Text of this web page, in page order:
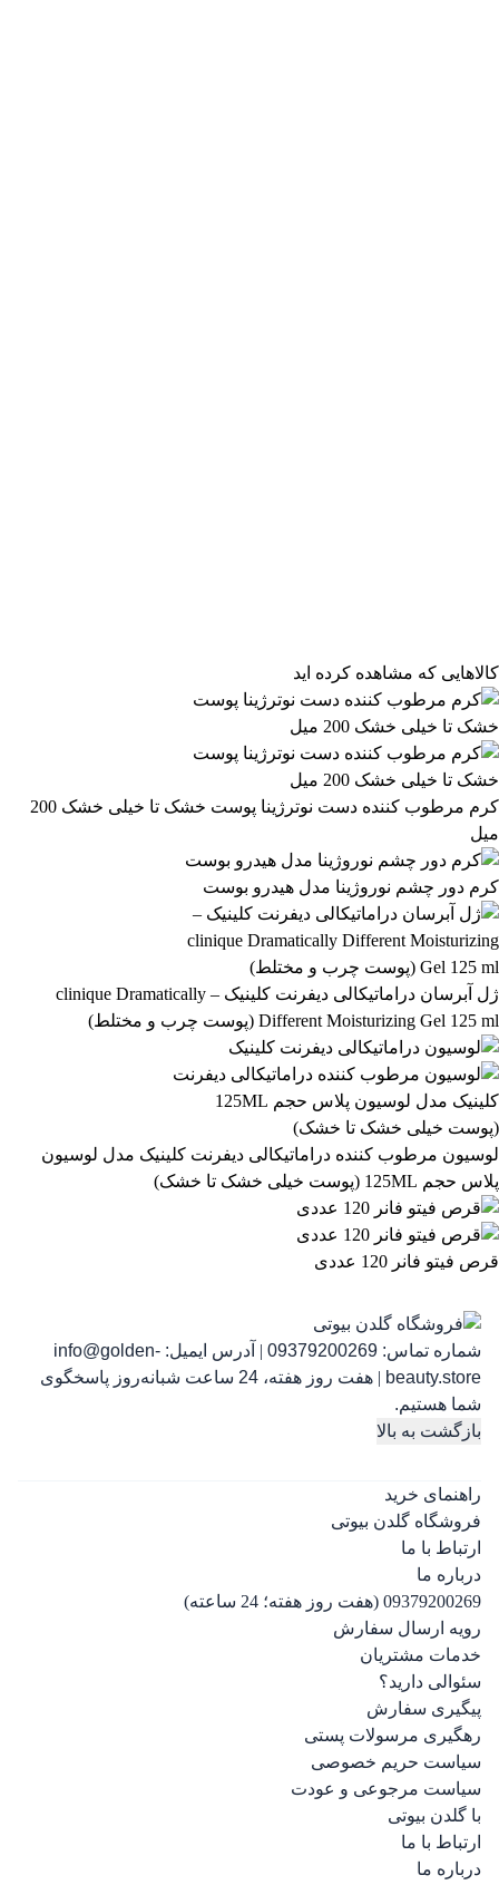
تومان
3,551,499 تومان
3,551,500 تومان
اعمال فیلتر قیمت
وضعیت کالا
نمایش کالاهای موجود
فیلتر بر اساس برند:
MAISON ALHAMBRA 83
فیلتر بر اساس دسته بندی:
آرایشی و بهداشتی 558 بهداشتی و پوستی
رژ لب مدادی لچیک
مرتب‌سازی محصولات
مرتب‌سازی:
پیش‌فرض محبوب‌ترین بالاترین امتیاز
گران‌ترین موجودها اول
کالاهایی که مشاهده کرده اید
کرم مرطوب کننده دست نوترژینا پوست خشک تا خیلی خشک 200
میل
کرم دور چشم نوروژینا مدل هیدرو بوست
ژل آبرسان دراماتیکالی دیفرنت کلینیک – clinique Dramatically
Different Moisturizing Gel 125 ml (پوست چرب و مختلط)
لوسیون مرطوب کننده دراماتیکالی دیفرنت کلینیک مدل لوسیون
پلاس حجم 125ML (پوست خیلی خشک تا خشک)
قرص فیتو فانر 120 عددی
شماره تماس: 09379200269
| آدرس ایمیل: info@golden-
beauty.store
|
هفت روز هفته، 24 ساعت شبانه‌روز پاسخگوی
شما هستیم.
بازگشت به بالا
راهنمای خرید
فروشگاه گلدن بیوتی
ارتباط با ما
درباره ما
09379200269 (هفت روز هفته؛ 24 ساعته)
رویه ارسال سفارش
خدمات مشتریان
سئوالی دارید؟
پیگیری سفارش
رهگیری مرسولات پستی
سیاست حریم خصوصی
سیاست مرجوعی و عودت
با گلدن بیوتی
ارتباط با ما
درباره ما